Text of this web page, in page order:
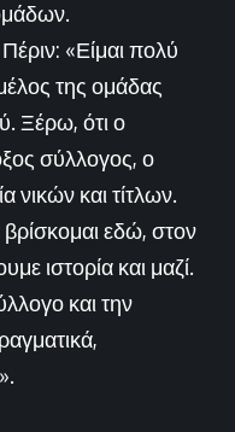
«Είμαι πολύ
της ομάδας
Ξέρω, ότι ο
σύλλογος, ο
νικών και τίτλων.
εδώ, στον
ιστορία και μαζί.
και την